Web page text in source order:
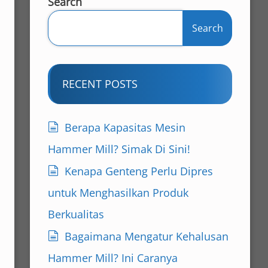
Search
RECENT POSTS
Berapa Kapasitas Mesin
Hammer Mill? Simak Di Sini!
Kenapa Genteng Perlu Dipres
untuk Menghasilkan Produk
Berkualitas
Bagaimana Mengatur Kehalusan
Hammer Mill? Ini Caranya